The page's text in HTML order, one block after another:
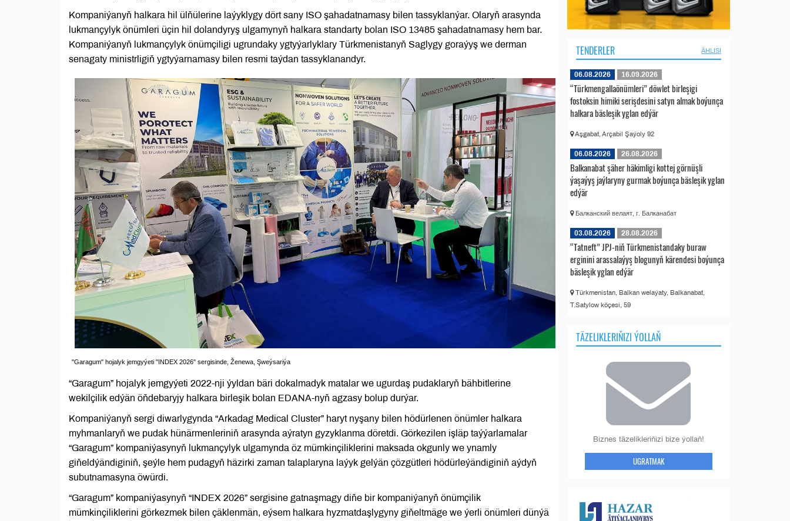
Kompaniýanyň halkara hil ülňülerine laýyklygy dört sany ISO şahadatnamasy bilen tassyklanýar. Olaryň arasynda
lukmançylyk önümleri üçin hil dolandyryş ulgamynyň halkara standarty bolan ISO 13485 şahadatnamasy hem bar.
Kompaniýanyň lukmançylyk önümçiligi ugrundaky ygtyýarlyklary Türkmenistanyň Saglygy goraýyş we derman
senagaty ministrligiň ygtyýarnamasy bilen resmi taýdan tassyklanandyr.
"Garagum" hojalyk jemgyýeti "INDEX 2026" sergisinde, Ženewa, Şweýsariýa
“Garagum” hojalyk jemgyýeti 2022-nji ýyldan bäri dokalmadyk matalar we ugurdaş pudaklaryň bähbitlerine
wekilçilik edýän öňdebaryjy halkara birleşik bolan EDANA-nyň agzasy bolup durýar.
Kompaniýanyň sergi diwarlygynda “Arkadag Medical Cluster” haryt nyşany bilen hödürlenen önümler halkara
myhmanlaryň we pudak hünärmenleriniň arasynda aýratyn gyzyklanma döretdi. Görkezilen işläp taýýarlamalar
“Garagum” kompaniýasynyň lukmançylyk ulgamynda öz mümkinçiliklerini maksada okgunly we ynamly
giňeldýändiginiň, şeýle hem pudagyň häzirki zaman talaplaryna laýyk gelýän çözgütleri hödürleýändiginiň aýdyň
subutnamasyna öwürdi.
“Garagum” kompaniýasynyň “INDEX 2026” sergisine gatnaşmagy diňe bir kompaniýanyň önümçilik
mümkinçiliklerini görkezmek bilen çäklenmän, eýsem halkara hyzmatdaşlygyny giňeltmäge we ýerli önümleri dünýä
TENDERLER ÄHLISI
06.08.2026 16.09.2026
“Türkmengallaönümleri” döwlet birleşigi
fostoksin himiki serişdesini satyn almak boýunça
halkara bäsleşik yglan edýär
Aşgabat, Arçabil Şaýoly 92
06.08.2026 26.08.2026
Balkanabat şäher häkimligi kottej görnüşli
ýaşaýyş jaýlaryny gurmak boýunça bäsleşik yglan
edýär
Балканский велаят, г. Балканабат
03.08.2026 28.08.2026
“Tatneft” JPJ-niň Türkmenistandaky buraw
erginini arassalaýyş blogunyň kärendesi boýunça
bäsleşik yglan edýär
Türkmenistan, Balkan welaýaty, Balkanabat,
T.Satylow köçesi, 59
TÄZELIKLERIŇIZI ÝOLLAŇ
Biznes täzelikleriňizi bize ýollaň!
UGRATMAK